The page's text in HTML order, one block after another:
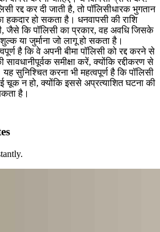
रद्द कर दी जाती है, तो पॉलिसीधारक भुगतान
हकदार हो सकता है। धनवापसी की राशि
जैसे कि पॉलिसी का प्रकार, वह अवधि जिसके
या जुर्माना जो लागू हो सकता है।
है कि वे अपनी बीमा पॉलिसी को रद्द करने से
समीक्षा करें, क्योंकि रद्दीकरण से
सुनिश्चित करना भी महत्वपूर्ण है कि पॉलिसी
चूक न हो, क्योंकि इससे अप्रत्याशित घटना की
है।